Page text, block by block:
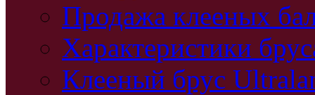
Продажа клееных
Характеристики
Клееный брус